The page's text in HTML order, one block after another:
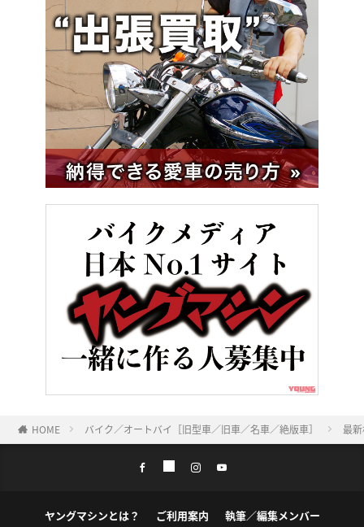
HOME バイク／オートバイ［旧型車／旧車／名車／絶版車］ 最
ヤングマシンとは？ ご利用案内
執筆／編集メンバー